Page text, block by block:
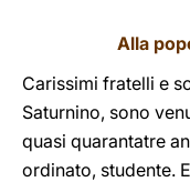
Alla
Carissimi fratelli e
Saturnino, sono
quasi quarantatre
ordinato, studente.